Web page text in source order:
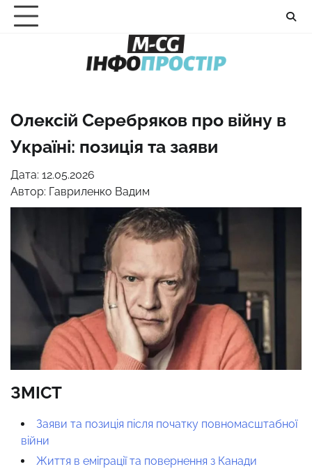
Перейти
Олексій Серебряков про війну в
Україні: позиція та заяви
Дата: 12.05.2026
Автор: Гавриленко Вадим
ЗМІСТ
Заяви та позиція після початку повномасштабної
війни
Життя в еміграції та повернення з Канади